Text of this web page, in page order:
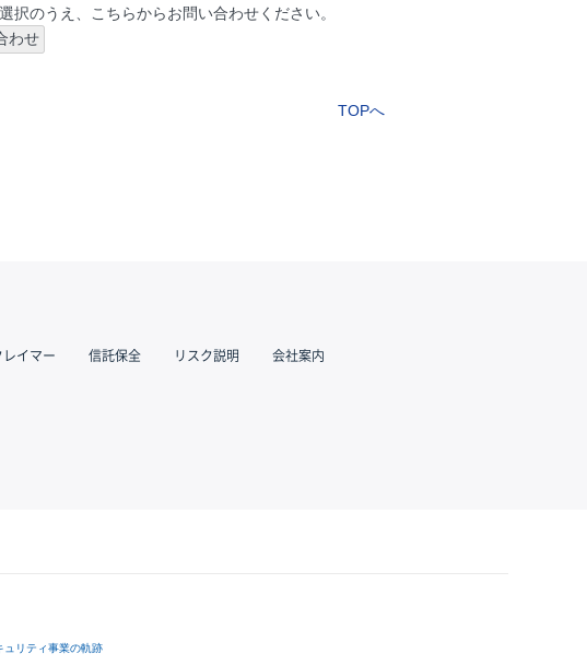
択のうえ、こちらからお問い合わせください。
TOPへ
レイマー 信託保全 リスク説明 会社案内
ュリティ事業の軌跡